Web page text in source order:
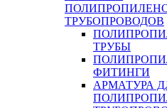
ТРУБОПРОВОДОВ
ТРУБЫ
ФИТИНГИ
АРМАТУРА